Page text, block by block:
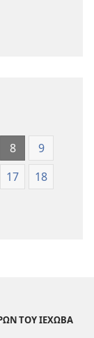
2017)
8
9
17
18
ΤΟΥ ΙΕΧΩΒΑ